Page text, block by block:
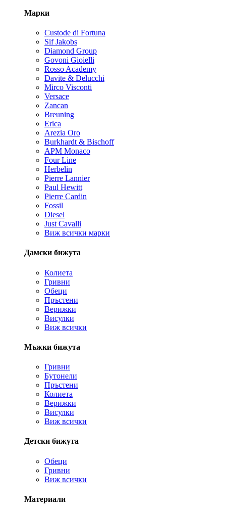
Марки
Custode di Fortuna
Sif Jakobs
Diamond Group
Govoni Gioielli
Rosso Academy
Davite & Delucchi
Mirco Visconti
Versace
Zancan
Breuning
Erica
Arezia Oro
Burkhardt & Bischoff
APM Monaco
Four Line
Herbelin
Pierre Lannier
Paul Hewitt
Pierre Cardin
Fossil
Diesel
Just Cavalli
Виж всички марки
Дамски бижута
Колиета
Гривни
Обеци
Пръстени
Верижки
Висулки
Виж всички
Мъжки бижута
Гривни
Бутонели
Пръстени
Колиета
Верижки
Висулки
Виж всички
Детски бижута
Обеци
Гривни
Виж всички
Материали